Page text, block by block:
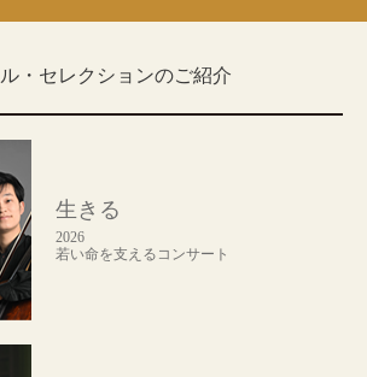
・セレクションのご紹介
生きる
2026
若い命を支えるコンサート